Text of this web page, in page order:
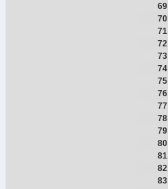
69
70
71
72
73
74
75
76
77
78
79
80
81
82
83